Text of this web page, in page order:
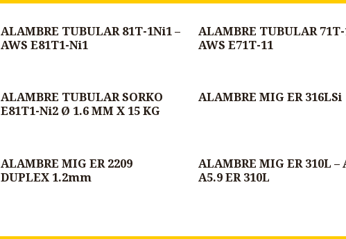
ALAMBRE TUBULAR 81T-1Ni1 –
AWS E81T1-Ni1
Agotado
ALAMBRE TUBULAR 71T-
AWS E71T-11
ALAMBRE TUBULAR SORKO
E81T1-Ni2 Ø 1.6 MM X 15 KG
ALAMBRE MIG ER 316LSi
ALAMBRE MIG ER 2209
DUPLEX 1.2mm
Agotado
ALAMBRE MIG ER 310L –
A5.9 ER 310L